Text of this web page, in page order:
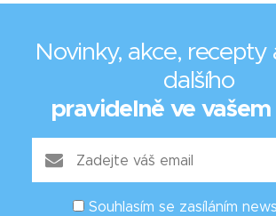
Novinky, akce, recepty
dalšího
pravidelně ve
Souhlasím se zasíláním